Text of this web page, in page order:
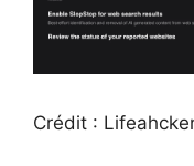
Crédit :